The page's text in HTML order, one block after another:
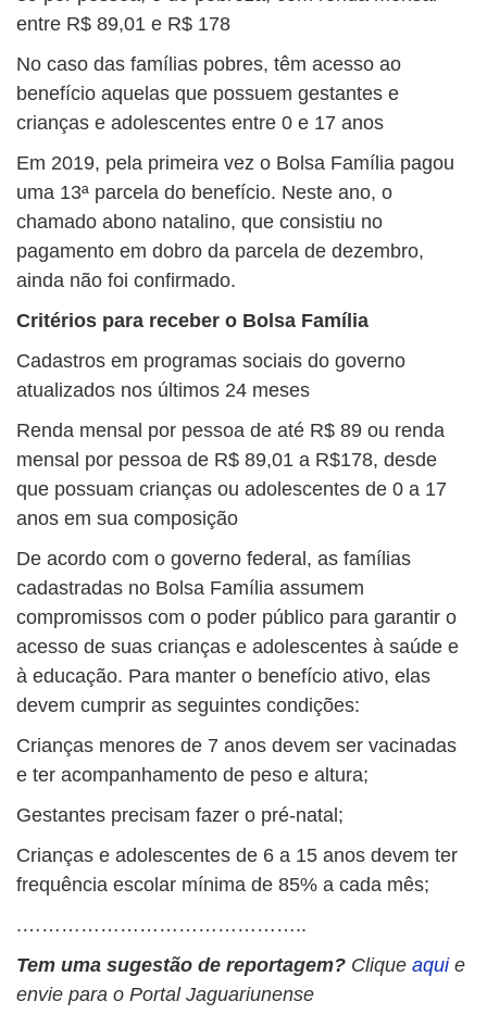
entre R$ 89,01 e R$ 178
No caso das famílias pobres, têm acesso ao
benefício aquelas que possuem gestantes e
crianças e adolescentes entre 0 e 17 anos
Em 2019, pela primeira vez o Bolsa Família pagou
uma 13ª parcela do benefício. Neste ano, o
chamado abono natalino, que consistiu no
pagamento em dobro da parcela de dezembro,
ainda não foi confirmado.
Critérios para receber o Bolsa Família
Cadastros em programas sociais do governo
atualizados nos últimos 24 meses
Renda mensal por pessoa de até R$ 89 ou renda
mensal por pessoa de R$ 89,01 a R$178, desde
que possuam crianças ou adolescentes de 0 a 17
anos em sua composição
De acordo com o governo federal, as famílias
cadastradas no Bolsa Família assumem
compromissos com o poder público para garantir o
acesso de suas crianças e adolescentes à saúde e
à educação. Para manter o benefício ativo, elas
devem cumprir as seguintes condições:
Crianças menores de 7 anos devem ser vacinadas
e ter acompanhamento de peso e altura;
Gestantes precisam fazer o pré-natal;
Crianças e adolescentes de 6 a 15 anos devem ter
frequência escolar mínima de 85% a cada mês;
.……………………………………..
Tem uma sugestão de reportagem? Clique aqui e
envie para o Portal Jaguariunense